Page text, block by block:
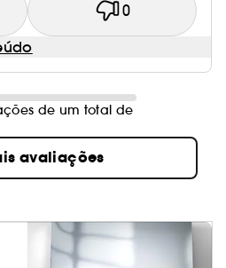
0
de um total de
avaliações